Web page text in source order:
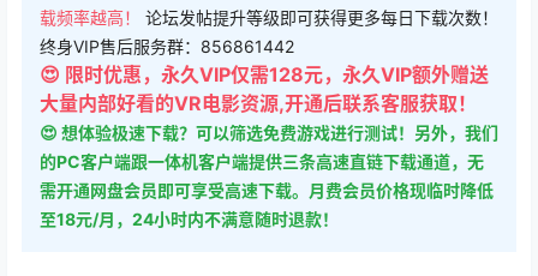
载频率越高！ 论坛发帖提升等级即可获得更多每日下载次数！
终身VIP售后服务群：856861442
😍 限时优惠，永久VIP仅需128元，永久VIP额外赠送
大量内部好看的VR电影资源,开通后联系客服获取！
😍 想体验极速下载？可以筛选免费游戏进行测试！另外，我们
的PC客户端跟一体机客户端提供三条高速直链下载通道，无
需开通网盘会员即可享受高速下载。月费会员价格现临时降低
至18元/月，24小时内不满意随时退款！